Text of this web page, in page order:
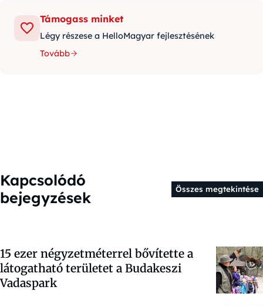
Támogass minket
Légy részese a HelloMagyar fejlesztésének
Tovább
Kapcsolódó
bejegyzések
Összes megtekintése
15 ezer négyzetméterrel bővítette a
látogatható területet a Budakeszi
Vadaspark